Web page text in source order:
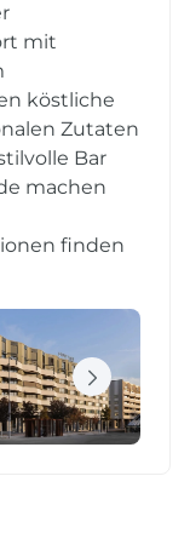
mit
köstliche
Zutaten
Bar
machen
finden